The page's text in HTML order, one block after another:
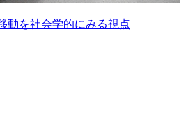
動を社会学的にみる視点